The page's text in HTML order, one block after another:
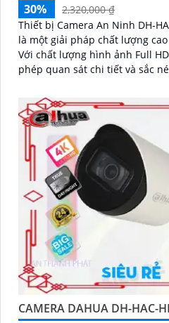
30%
2,320,000 ₫
Thiết bị Camera An Ninh DH-
là một giải pháp chất lượng
Với chất lượng hình ảnh Full
phép quan sát chi tiết và sắc
CAMERA DAHUA DH-HAC-